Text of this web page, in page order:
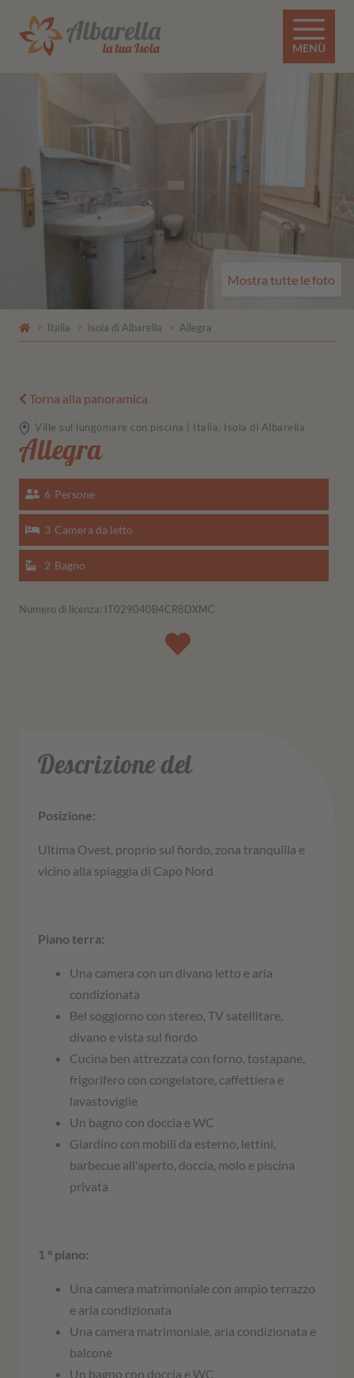
MENÙ
Mostra tutte le foto
Italia Isola di Albarella Allegra
Torna alla panoramica
Ville sul lungomare con piscina | Italia, Isola di Albarella
Allegra
Persone
6
Camera da letto
3
Bagno
2
Numero di licenza: IT029040B4CR8DXMC
Descrizione del
Posizione:
Ultima Ovest, proprio sul fiordo, zona tranquilla e
vicino alla spiaggia di Capo Nord
Piano terra:
Una camera con un divano letto e aria
condizionata
Bel soggiorno con stereo, TV satellitare,
divano e vista sul fiordo
Cucina ben attrezzata con forno, tostapane,
frigorifero con congelatore, caffettiera e
lavastoviglie
Un bagno con doccia e WC
Giardino con mobili da esterno, lettini,
barbecue all'aperto, doccia, molo e piscina
privata
1 ° piano:
Una camera matrimoniale con ampio terrazzo
e aria condizionata
Una camera matrimoniale, aria condizionata e
balcone
Un bagno con doccia e WC